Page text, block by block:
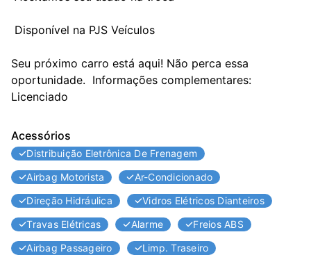
Seu próximo carro está aqui! Não perca essa
oportunidade.  Informações complementares:
Licenciado
Acessórios
Distribuição Eletrônica De Frenagem
Airbag Motorista
Ar-Condicionado
Direção Hidráulica
Vidros Elétricos Dianteiros
Travas Elétricas
Alarme
Freios ABS
Airbag Passageiro
Limp. Traseiro